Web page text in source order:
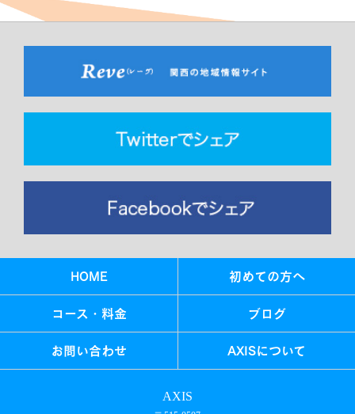
HOME 初めての方へ
コース・料金 ブログ
お問い合わせ AXISについて
AXIS